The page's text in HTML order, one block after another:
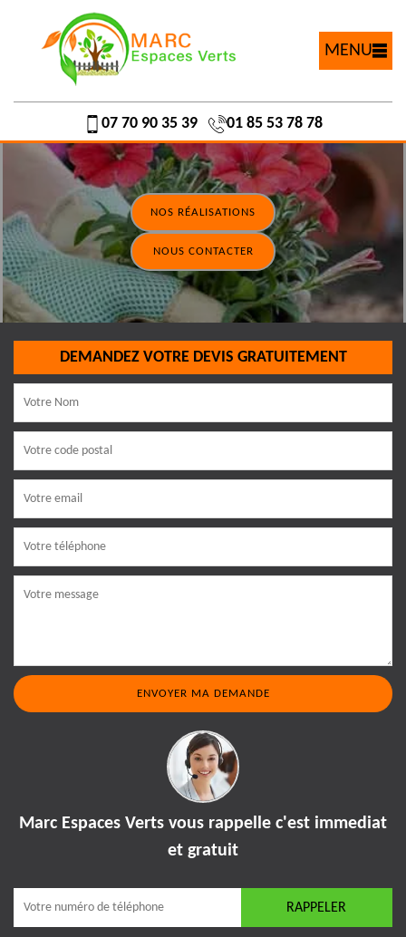
MENU
07 70 90 35 39 01 85 53 78 78
NOS RÉALISATIONS
NOUS CONTACTER
DEMANDEZ VOTRE DEVIS GRATUITEMENT
Marc Espaces Verts vous rappelle c'est immediat
et gratuit